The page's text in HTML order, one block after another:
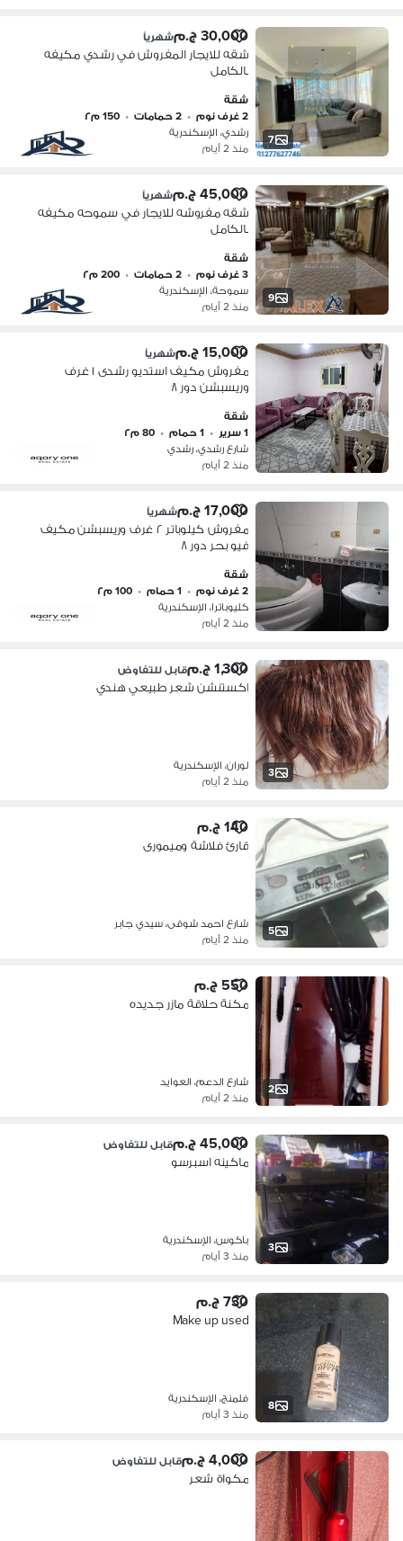
7
30,000 ج.م شهرياً
شقه للايجار المفروش في رشدي مكيفه
بالكامل
شقة
2 غرف نوم
• 2 حمامات • 150 م٢
رشدي، الإسكندرية
منذ 2 أيام
9
45,000 ج.م شهرياً
شقه مفروشه للايجار في سموحه مكيفه
بالكامل
شقة
3 غرف نوم
• 2 حمامات • 200 م٢
سموحة، الإسكندرية
منذ 2 أيام
15,000 ج.م شهرياً
مفروش مكيف استديو رشدى ١ غرف
وريسبشن دور ٨
شقة
1 سرير
• 1 حمام • 80 م٢
شارع رشدي، رشدي
منذ 2 أيام
17,000 ج.م شهرياً
مفروش كيلوباتر ٢ غرف وريسبشن مكيف
فيو بحر دور ٨
شقة
2 غرف نوم
• 1 حمام • 100 م٢
كليوباترا، الإسكندرية
منذ 2 أيام
3
1,300 ج.م قابل للتفاوض
اكستنشن شعر طبيعي هندي
لوران، الإسكندرية
منذ 2 أيام
5
140 ج.م
قارئ فلاشة وميمورى
شارع احمد شوقى، سيدي جابر
منذ 2 أيام
2
550 ج.م
مكنة حلاقة مازر جديده
شارع الدعم، العوايد
منذ 2 أيام
3
45,000 ج.م قابل للتفاوض
ماكينه اسبرسو
باكوس، الإسكندرية
منذ 3 أيام
8
730 ج.م
Make up used
فلمنج، الإسكندرية
منذ 3 أيام
4,000 ج.م قابل للتفاوض
مكواة شعر